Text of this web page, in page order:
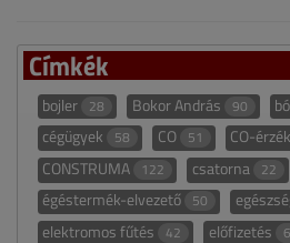
Címkék
bojler 28 Bokor András 90
cégügyek 58 CO 51 CO-
CONSTRUMA 122 csatorna 22
égéstermék-elvezető 50
elektromos fűtés 42 előfizetés